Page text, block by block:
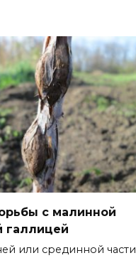
с малинной
галлицей
или срединной части